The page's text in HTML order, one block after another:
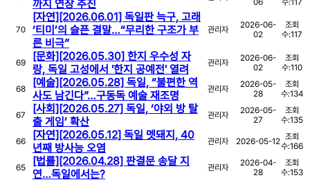
독일어학습자료
까지 연장 추진
06
수:117
70
[자연][2026.06.01] 독일판 늑구, 고래
‘티미’의 슬픈 결말…“무리한 구조가 부
른 비극”
관리자
2026-06-
02
조회
수:117
69
[문화][2026.05.30] 한지 우수성 자
랑, 독일 고성에서 '한지 공예전' 열려
관리자
2026-06-
02
조회
수:110
68
[예술][2026.05.28] 독일, “불편한 역
사도 남긴다”…구동독 예술 재조명
관리자
2026-05-
28
조회
수:134
67
[사회][2026.05.27] 독일, ‘야외 방 탈
출 게임’ 확산
관리자
2026-05-
27
조회
수:135
66
[자연][2026.05.12] 독일 멧돼지, 40
년째 방사능 오염
관리자 2026-05-12 조회
수:166
65
[법률][2026.04.28] 판결문 송달 지
연…독일에서는?
관리자
2026-04-
28
조회
수:153